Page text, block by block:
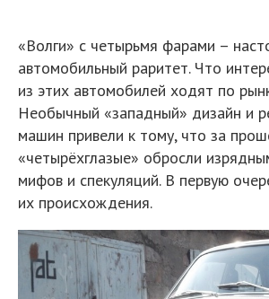
«Волги» с четырьмя фарами –
автомобильный раритет. Что
из этих автомобилей ходят по
Необычный «западный» дизайн и
машин привели к тому, что за
«четырёхглазые» обросли
мифов и спекуляций. В первую
их происхождения.